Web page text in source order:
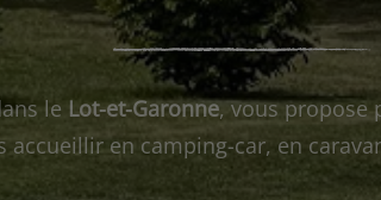
le Lot-et-Garonne, vous propose
accueillir en camping-car, en